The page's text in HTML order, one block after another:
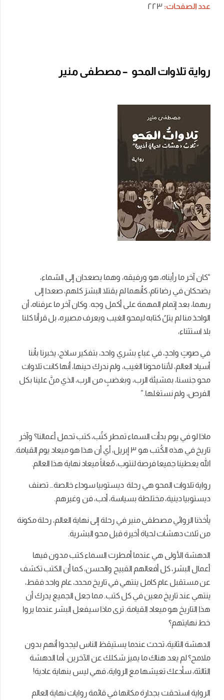
عدد الصفحات: ٢٢٣
رواية تلاوات المحو – مصطفى منير
“كان آخر ما رأيناه، هو ورفيقه، وهما يصعدان إلى السّماء،
يضحكان في رضا تام، كأنهما لم يقتلا البشرَ كلهم، صعدا إلى
ربهما، بعد إتمام المهمة على أكمل وجه. وكان آخر ما عرفناه، أن
الواحدَ منا لم يتلُ كتابه ليمحو الغيب ويعرف مصيره، بل قرأنا كلنا
بلا استثناء،
في صوتٍ واحدٍ، في غباءٍ بشري واحد، بتفكير ساذج، يخبرنا بأننا
أسياد العالم، لأننا محونا الغيب، ولم ندرك حينها، أنها كانت تلاوات
محو جنسنا، بمشيئة الرب، وبغضبٍ من الرب، الذي منَّ علينا بكل
الفرص، ولم نستغلها.”
ماذا لو في يوم بدأت السماء تمطر كتُب، كتب تحمل أعمالنا؟ وآخر
تاريخ في هذه الكُتب هو ٣ إبريل، أي أن هذا هو ميعاد يوم القيامة.
الله يعطينا جميعا فرصة لنتوب، مُعاناً ميعاد نهاية هذا العالم.
رواية تلاوات المحو هي رحلة ديستوبيا سوداء خالصة… تصنف
ديستوبيا دينية، مختلطة بسياسة، أدب، فن وغيرهم.
يأخذنا الروائي مصطفى منير في رحلة إلى نهاية العالم، رحلة مكونة
من ثلاث دهشات لحياة أخيرة قبل محو البشرية.
الدهشة الأولى هي عندما أمطرت السماء كتب مدون فيها
أعمال البشر، كل أفعالهم القبيح والحسن، كما أن الكتب تكشف
عن مستقبل عام كامل ينتهي في تاريخ محدد، عام واحد فقط،
ينتهي عند تاريخ معين في كل كتب. مما جعل الجميع يدرك أن
هذا التاريخ هو ميعاد القيامة. ترى ماذا سيفعل البشر عندما يروا
خط نهايتهم؟
الدهشة الثانية، تحدث عندما يستيقظ الناس ليجدوا أنهم بدون
ملامح؟ لم يعد هناك ما يميز شكلك عن الآخرين. أما الدهشة
الثالثة، سأدعك تعيشها مع الرواية، فهي ليس بنهاية عادية!
الرواية استحقت بجدارة مكانها في قائمة روايات نهاية العالم